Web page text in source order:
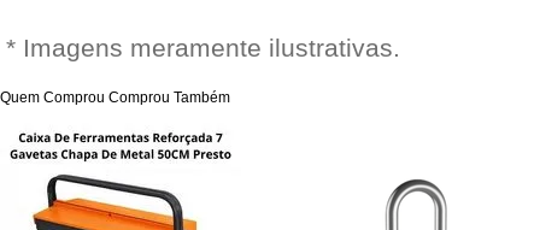
* Imagens meramente ilustrativas.
Quem Comprou Comprou Também